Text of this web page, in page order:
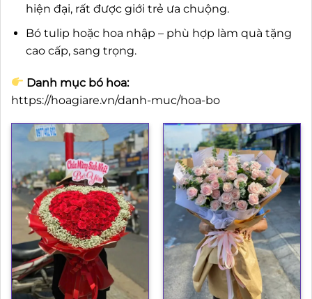
hiện đại, rất được giới trẻ ưa chuộng.
Bó tulip hoặc hoa nhập – phù hợp làm quà tặng
cao cấp, sang trọng.
Danh mục bó hoa:
https://hoagiare.vn/danh-muc/hoa-bo